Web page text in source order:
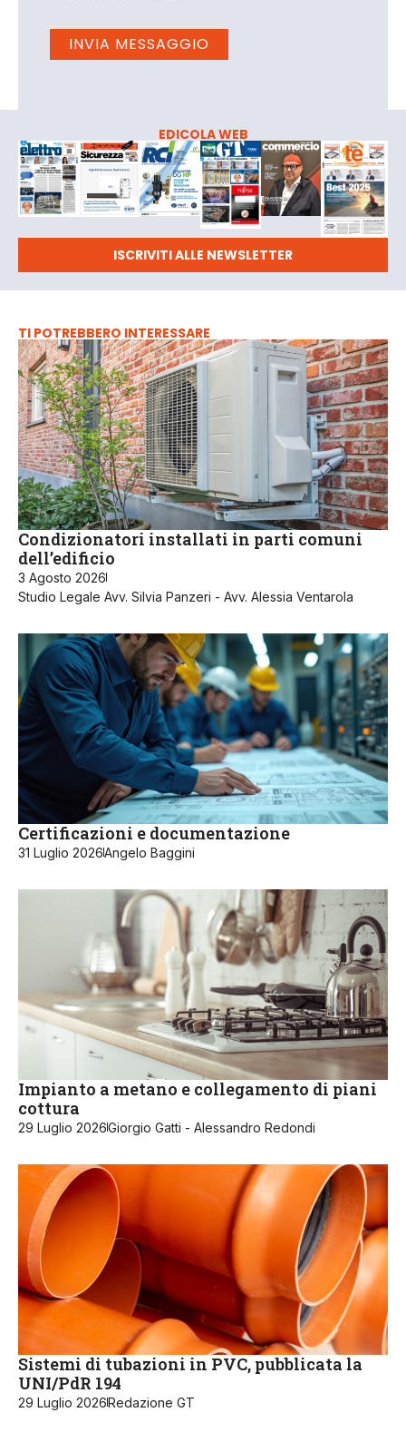
EDICOLA WEB
ISCRIVITI ALLE NEWSLETTER
TI POTREBBERO INTERESSARE
Condizionatori installati in parti comuni
dell’edificio
3 Agosto 2026
Studio Legale Avv. Silvia Panzeri - Avv. Alessia Ventarola
Certificazioni e documentazione
31 Luglio 2026Angelo Baggini
Impianto a metano e collegamento di piani
cottura
29 Luglio 2026Giorgio Gatti - Alessandro Redondi
Sistemi di tubazioni in PVC, pubblicata la
UNI/PdR 194
29 Luglio 2026Redazione GT